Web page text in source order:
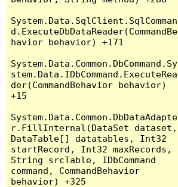
System.Data.SqlClient.SqlComman
d.ExecuteDbDataReader(CommandBe
havior behavior) +171
System.Data.Common.DbCommand.Sy
stem.Data.IDbCommand.ExecuteRea
der(CommandBehavior behavior)
+15
System.Data.Common.DbDataAdapte
r.FillInternal(DataSet dataset,
DataTable[] datatables, Int32
startRecord, Int32 maxRecords,
String srcTable, IDbCommand
command, CommandBehavior
behavior) +325